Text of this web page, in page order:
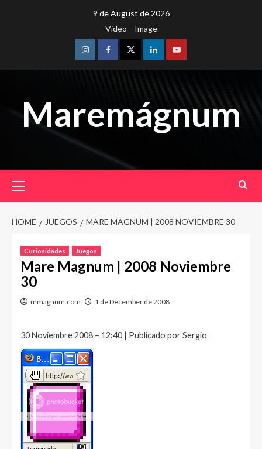
9 de August de 2026
Video
Image
InstagramFacebookTwitterLinkedinYoutube
Maremágnum
Menu
HOME JUEGOS MARE MAGNUM | 2008 NOVIEMBRE 30
Curiosidades Juegos
Mare Magnum | 2008 Noviembre
30
mmagnum.com 1 de December de 2008
30 Noviembre 2008 – 12:40 | Publicado por Sergio